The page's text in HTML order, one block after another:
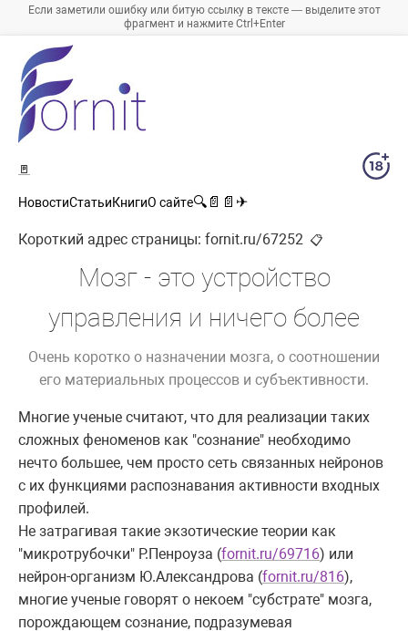
Если заметили ошибку или битую ссылку в тексте — выделите этот
фрагмент и нажмите Ctrl+Enter
🚪
НовостиСтатьиКнигиО сайте🔍 📄 📄 ✈
Короткий адрес страницы: fornit.ru/67252 📋
Мозг - это устройство
управления и ничего более
Очень коротко о назначении мозга, о соотношении
его материальных процессов и субъективности.
Многие ученые считают, что для реализации таких
сложных феноменов как "сознание" необходимо
нечто большее, чем просто сеть связанных нейронов
с их функциями распознавания активности входных
профилей.
Не затрагивая такие экзотические теории как
"микротрубочки" Р.Пенроуза (fornit.ru/69716) или
нейрон-организм Ю.Александрова (fornit.ru/816),
многие ученые говорят о некоем "субстрате" мозга,
порождающем сознание, подразумевая